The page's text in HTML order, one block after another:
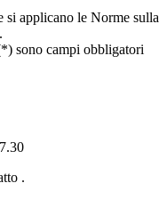
si applicano le Norme sulla
.
sono campi obbligatori
.